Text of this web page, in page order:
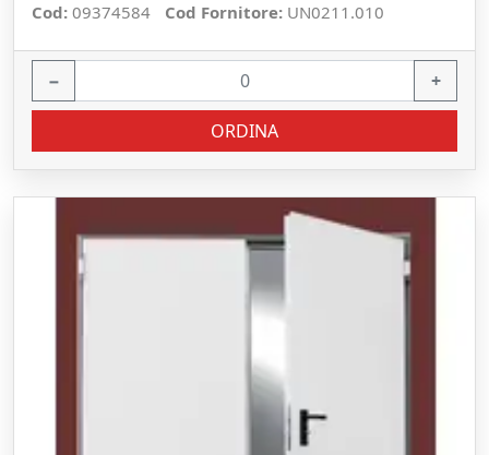
Cod: 09374584 Cod Fornitore: UN0211.010
− +
ORDINA